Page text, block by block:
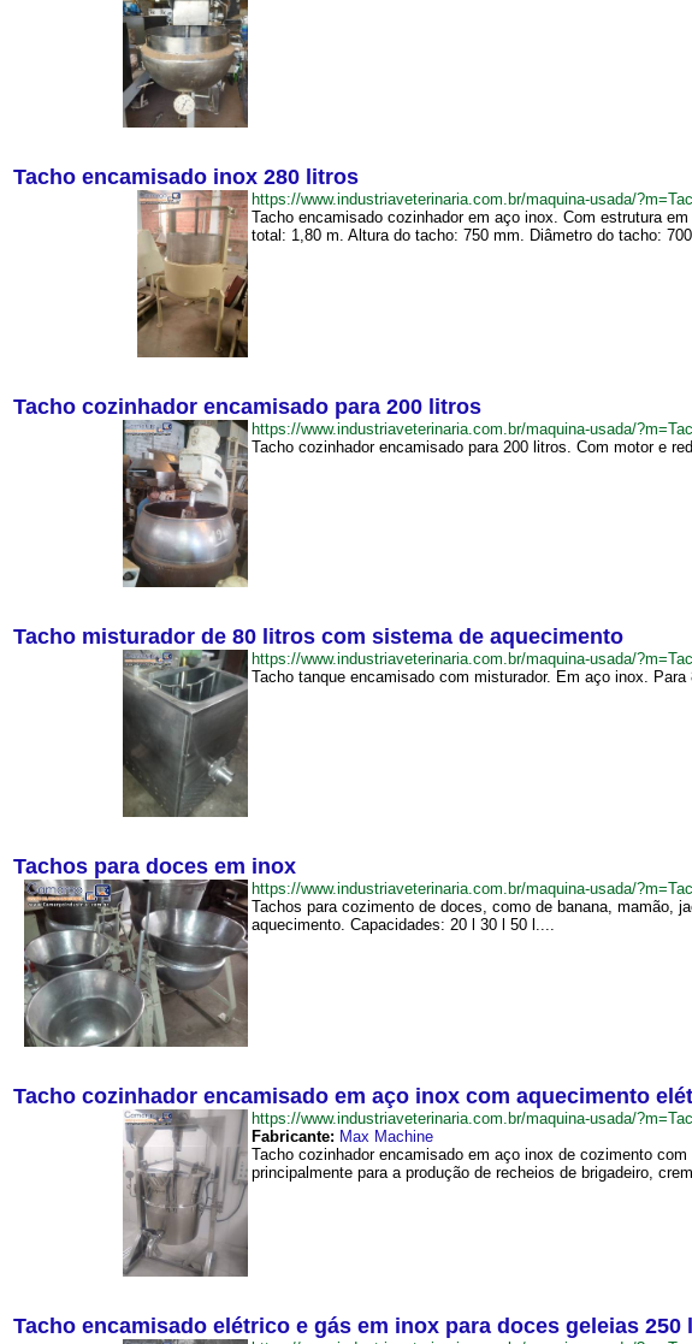
Tacho encamisado inox 280 litros
https://www.industriaveterinaria.com.br/maquina-usada/
Tacho encamisado cozinhador em aço inox. Com estrutura
total: 1,80 m. Altura do tacho: 750 mm. Diâmetro do tacho:
Tacho cozinhador encamisado para 200 litros
https://www.industriaveterinaria.com.br/maquina-usada/
Tacho cozinhador encamisado para 200 litros. Com motor e
Tacho misturador de 80 litros com sistema de aquecimento
https://www.industriaveterinaria.com.br/maquina-usada/
Tacho tanque encamisado com misturador. Em aço inox.
Tachos para doces em inox
https://www.industriaveterinaria.com.br/maquina-usada/
Tachos para cozimento de doces, como de banana, mamão,
aquecimento. Capacidades: 20 l 30 l 50 l....
Tacho cozinhador encamisado em aço inox com aquecimento
https://www.industriaveterinaria.com.br/maquina-usada/
Fabricante: Max Machine
Tacho cozinhador encamisado em aço inox de cozimento
principalmente para a produção de recheios de brigadeiro,
Tacho encamisado elétrico e gás em inox para doces geleias